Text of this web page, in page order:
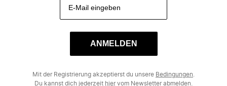
ANMELDEN
Mit der Registrierung akzeptierst du unsere Bedingungen
Du kannst dich jederzeit hiervom Newsletter abmelden.